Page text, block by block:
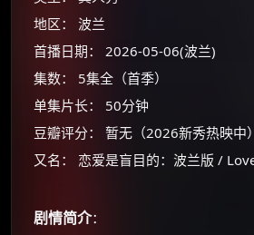
地区： 波兰
首播日期： 2026-05-06(波兰)
集数： 5集全（首季）
单集片长： 50分钟
豆瓣评分： 暂无（2026新秀热映中）
又名： 恋爱是盲目的：波兰版 /
剧情简介：
🧧 福利领取站